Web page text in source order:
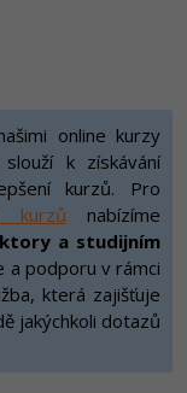
online kurzy
k získávání
kurzů. Pro
kurzů nabízíme
a studijním
a podporu v rámci
která zajišťuje
jakýchkoli dotazů